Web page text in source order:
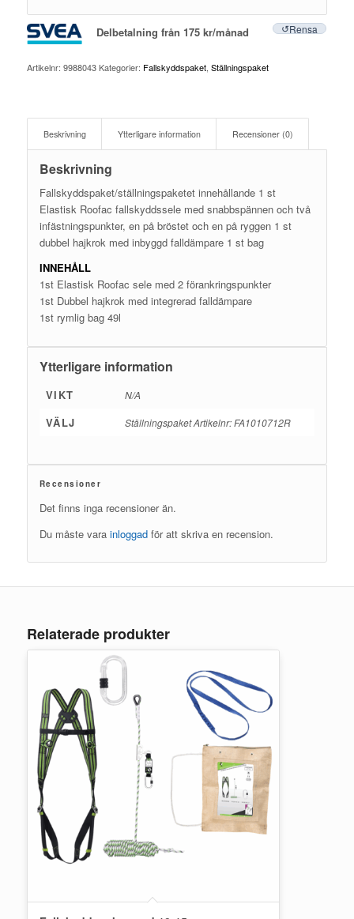
Rensa
Delbetalning från 175 kr/månad
Artikelnr: 9988043 Kategorier: Fallskyddspaket, Ställningspaket
Beskrivning Ytterligare information Recensioner (0)
Beskrivning
Fallskyddspaket/ställningspaketet innehållande 1 st
Elastisk Roofac fallskyddssele med snabbspännen och två
infästningspunkter, en på bröstet och en på ryggen 1 st
dubbel hajkrok med inbyggd falldämpare 1 st bag
INNEHÅLL
1st Elastisk Roofac sele med 2 förankringspunkter
1st Dubbel hajkrok med integrerad falldämpare
1st rymlig bag 49l
Ytterligare information
VIKT N/A
VÄLJ Ställningspaket Artikelnr: FA1010712R
Recensioner
Det finns inga recensioner än.
Du måste vara inloggadför att skriva en recension.
Relaterade produkter